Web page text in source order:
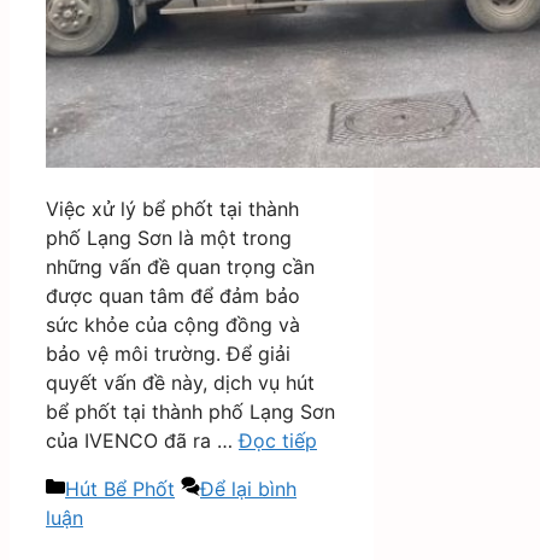
Việc xử lý bể phốt tại thành
phố Lạng Sơn là một trong
những vấn đề quan trọng cần
được quan tâm để đảm bảo
sức khỏe của cộng đồng và
bảo vệ môi trường. Để giải
quyết vấn đề này, dịch vụ hút
bể phốt tại thành phố Lạng Sơn
của IVENCO đã ra …Đọc tiếp
Danh
mục
Hút Bể Phốt
Để lại bình
luận